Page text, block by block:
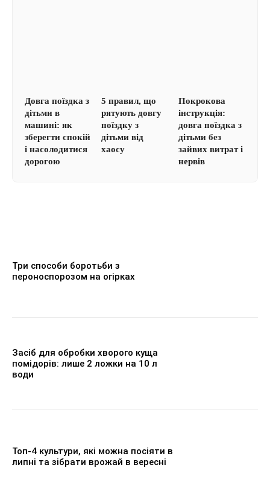
Довга поїздка з
дітьми в
машині: як
зберегти спокій
і насолодитися
дорогою
5 правил, що
рятують довгу
поїздку з
дітьми від
хаосу
Покрокова
інструкція:
довга поїздка з
дітьми без
зайвих витрат і
нервів
Три способи боротьби з
пероноспорозом на огірках
Засіб для обробки хворого куща
помідорів: лише 2 ложки на 10 л
води
Топ-4 культури, які можна посіяти в
липні та зібрати врожай в вересні